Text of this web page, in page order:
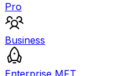
Pro
Business
Enterprise MFT